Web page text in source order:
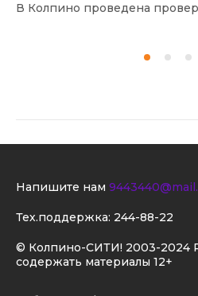
В Колпино проведена
© Колпино-СИТИ! 2003-2024
содержать материалы 12+
Напишите нам
Тех.поддержка: 244-88-22